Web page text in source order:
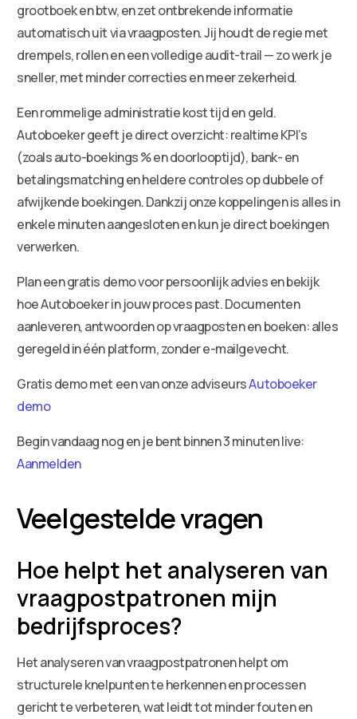
grootboek en btw, en zet ontbrekende informatie
automatisch uit via vraagposten. Jij houdt de regie met
drempels, rollen en een volledige audit-trail — zo werk je
sneller, met minder correcties en meer zekerheid.
Een rommelige administratie kost tijd en geld.
Autoboeker geeft je direct overzicht: realtime KPI’s
(zoals auto-boekings % en doorlooptijd), bank- en
betalingsmatching en heldere controles op dubbele of
afwijkende boekingen. Dankzij onze koppelingen is alles in
enkele minuten aangesloten en kun je direct boekingen
verwerken.
Plan een gratis demo voor persoonlijk advies en bekijk
hoe Autoboeker in jouw proces past. Documenten
aanleveren, antwoorden op vraagposten en boeken: alles
geregeld in één platform, zonder e-mailgevecht.
Gratis demo met een van onze adviseursAutoboeker
demo
Begin vandaag nog en je bent binnen 3 minuten live:
Aanmelden
Veelgestelde vragen
Hoe helpt het analyseren van
vraagpostpatronen mijn
bedrijfsproces?
Het analyseren van vraagpostpatronen helpt om
structurele knelpunten te herkennen en processen
gericht te verbeteren, wat leidt tot minder fouten en